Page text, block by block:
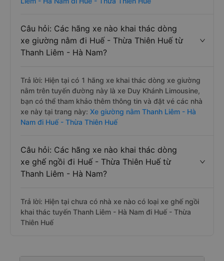
Câu hỏi: Các hãng xe nào khai thác dòng
xe giường nằm đi Huế - Thừa Thiên Huế từ
Thanh Liêm - Hà Nam?
Trả lời: Hiện tại có 1 hãng xe khai thác dòng xe giường
nằm trên tuyến đường này là xe Duy Khánh Limousine,
bạn có thể tham khảo thêm thông tin và đặt vé các nhà
xe này tại trang này: Xe giường nằm Thanh Liêm - Hà
Nam đi Huế - Thừa Thiên Huế
Câu hỏi: Các hãng xe nào khai thác dòng
xe ghế ngồi đi Huế - Thừa Thiên Huế từ
Thanh Liêm - Hà Nam?
Trả lời: Hiện tại chưa có nhà xe nào có loại xe ghế ngồi
khai thác tuyến Thanh Liêm - Hà Nam đi Huế - Thừa
Thiên Huế